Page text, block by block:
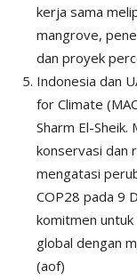
kerja sama
mangrove,
dan proyek
Indonesia dan
for Climate
Sharm El-
konservasi dan
mengatasi
COP28 pada 9
komitmen
global dengan
(aof)